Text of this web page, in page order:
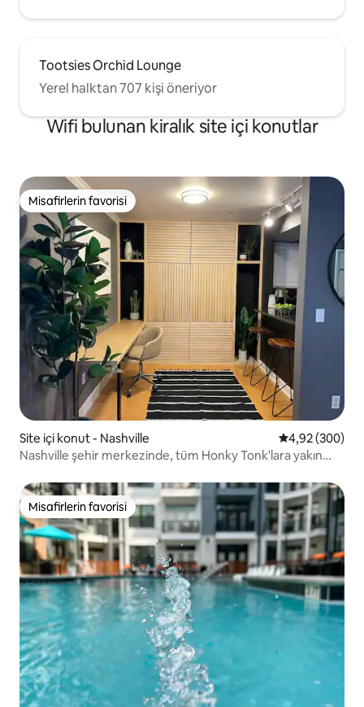
Tootsies Orchid Lounge
Yerel halktan 707 kişi öneriyor
Wifi bulunan kiralık site içi konutlar
Misafirlerin favorisi
Misafirlerin favorisi
Site içi konut - Nashville 5 üzerinden
4,92 (300)
Nashville şehir merkezinde, tüm Honky Tonk'lara yakın
Misafirlerin favorisi
Misafirlerin favorisi